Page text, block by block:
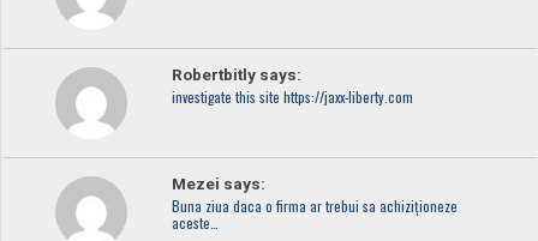
Robertbitly says:
investigate this site https://jaxx-liberty.com
Mezei says:
Buna ziua daca o firma ar trebui sa achiziționeze
aceste…